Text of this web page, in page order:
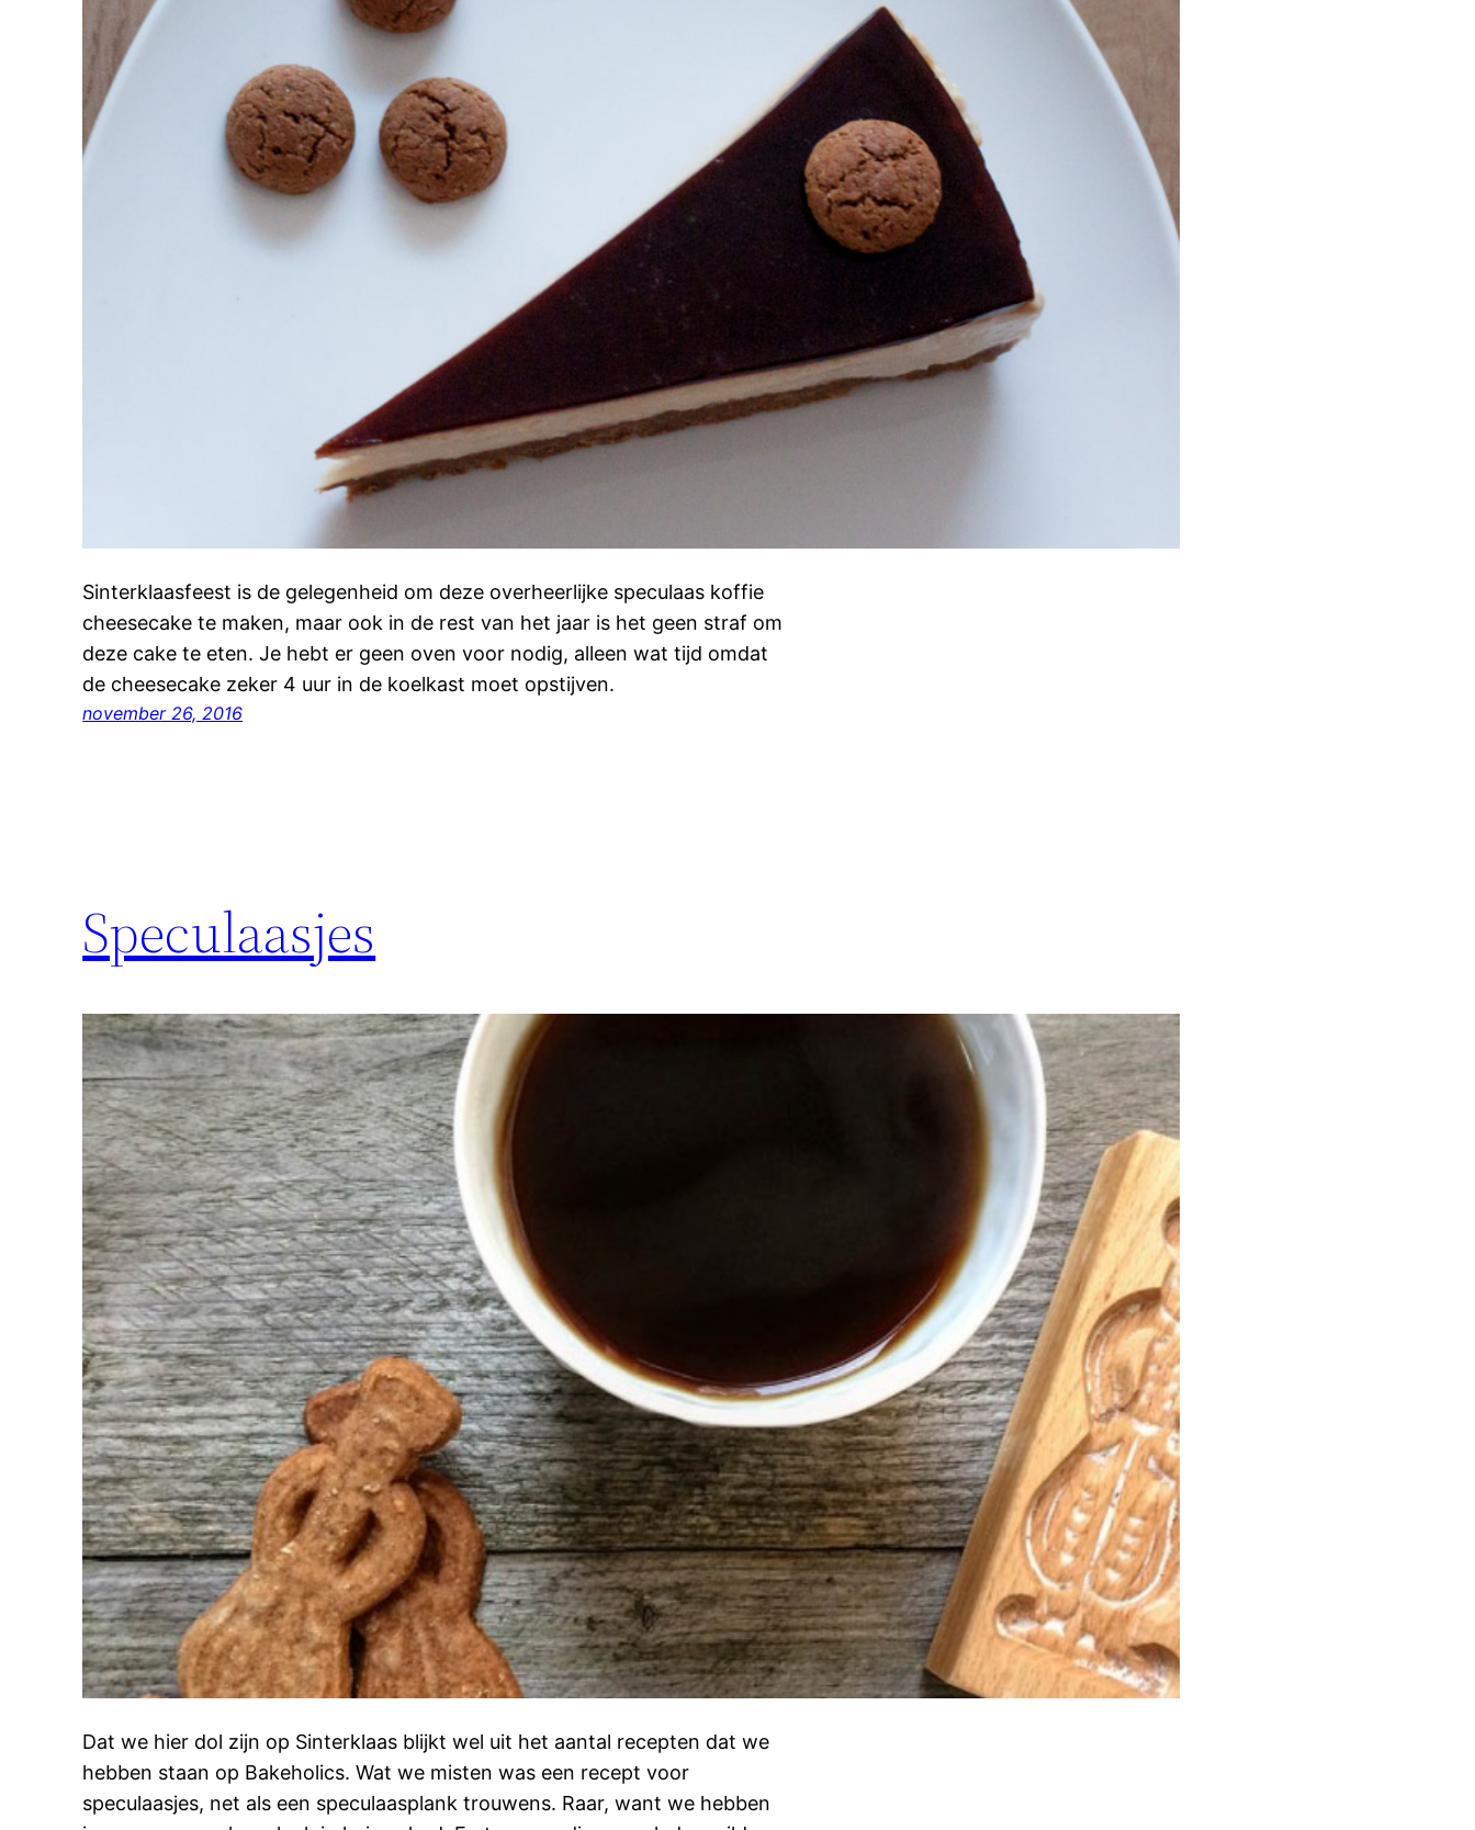
Sinterklaasfeest is de gelegenheid om deze overheerlijke speculaas koffie
cheesecake te maken, maar ook in de rest van het jaar is het geen straf om
deze cake te eten. Je hebt er geen oven voor nodig, alleen wat tijd omdat
de cheesecake zeker 4 uur in de koelkast moet opstijven.
november 26, 2016
Speculaasjes
Dat we hier dol zijn op Sinterklaas blijkt wel uit het aantal recepten dat we
hebben staan op Bakeholics. Wat we misten was een recept voor
speculaasjes, net als een speculaasplank trouwens. Raar, want we hebben